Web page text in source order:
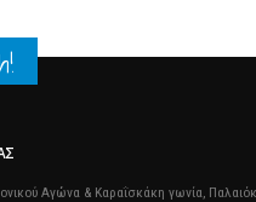
Αγώνα & Καραΐσκάκη γωνία,